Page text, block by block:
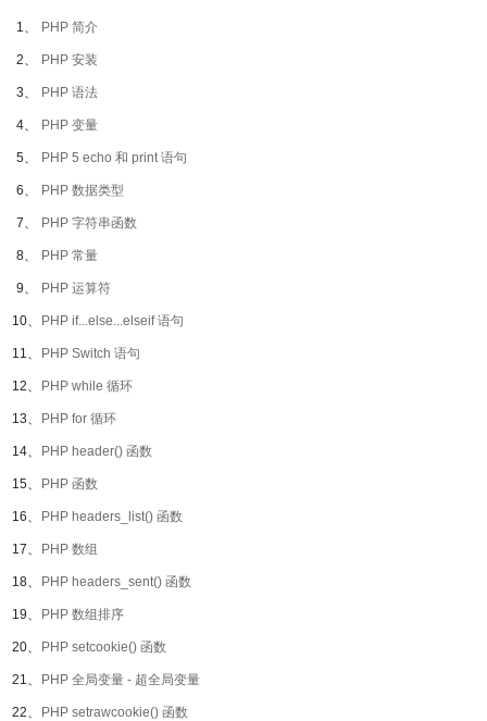
1、 PHP 简介
2、 PHP 安装
3、 PHP 语法
4、 PHP 变量
5、 PHP 5 echo 和 print 语句
6、 PHP 数据类型
7、 PHP 字符串函数
8、 PHP 常量
9、 PHP 运算符
10、 PHP if...else...elseif 语句
11、 PHP Switch 语句
12、 PHP while 循环
13、 PHP for 循环
14、 PHP header() 函数
15、 PHP 函数
16、 PHP headers_list() 函数
17、 PHP 数组
18、 PHP headers_sent() 函数
19、 PHP 数组排序
20、 PHP setcookie() 函数
21、 PHP 全局变量 - 超全局变量
22、 PHP setrawcookie() 函数